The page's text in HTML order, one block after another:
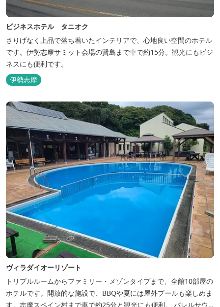
ビジネスホテル タニオク
さりげなく上品で落ち着いたインテリアで、心地良い空間のホテル
です。伊勢志摩サミット会場の賢島まで車で約15分。観光にもビジ
ネスにも便利です。
伊勢志摩
ヴィラダイオーリゾート
トリプルルームからファミリー・メゾンタイプまで、全館10部屋の
ホテルです。開放的な施設で、BBQや夏には屋外プールも楽しめま
す。志摩スペイン村まで車で約25分と観光にも便利。 バレルサウ